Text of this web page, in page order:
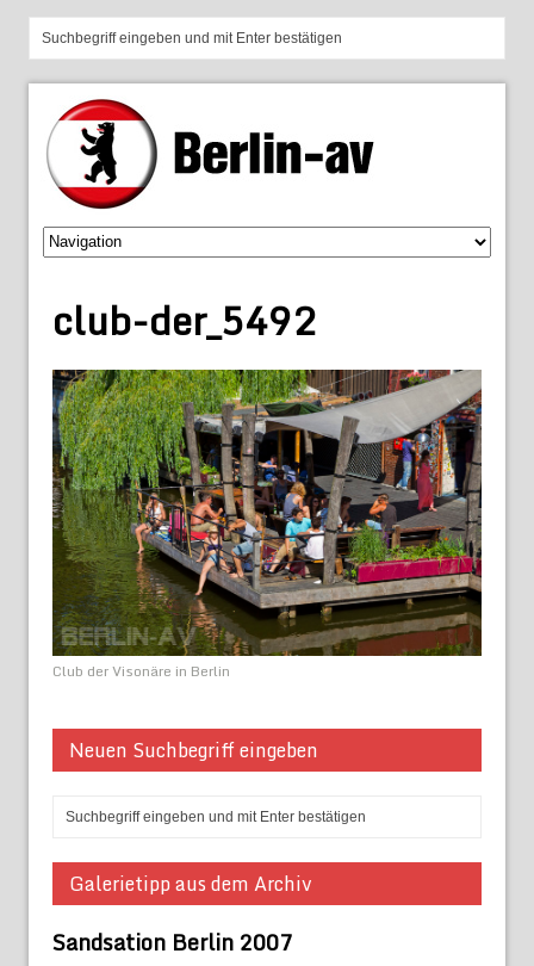
club-der_5492
Club der Visonäre in Berlin
Neuen Suchbegriff eingeben
Galerietipp aus dem Archiv
Sandsation Berlin 2007